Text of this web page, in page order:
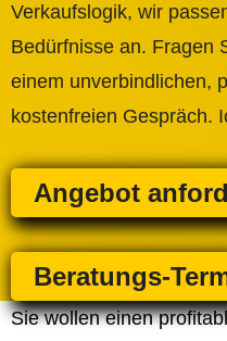
Verkaufslogik, wir
Bedürfnisse an. Fragen
einem unverbindlichen,
kostenfreien Gespräch.
Angebot
Beratungs-
Sie wollen einen